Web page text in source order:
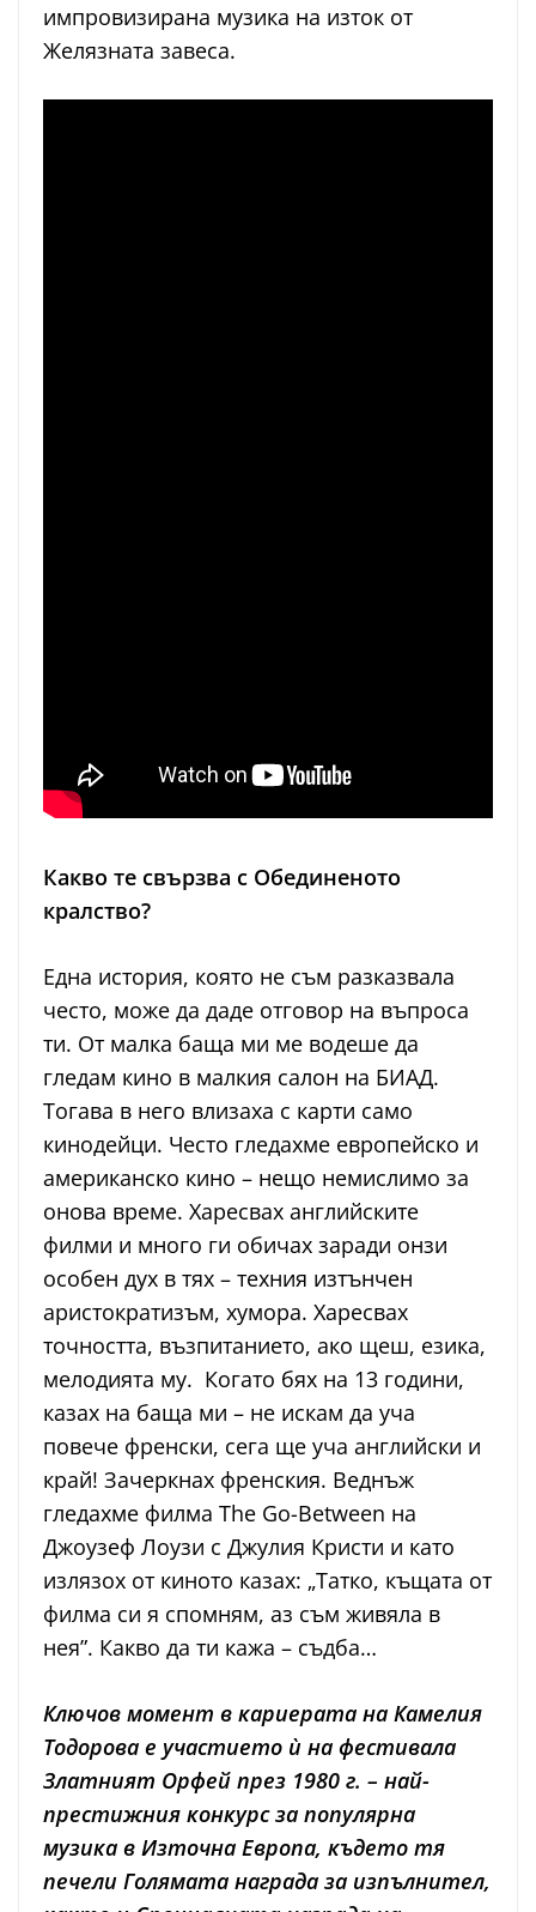
импровизирана музика на изток от
Желязната завеса.
Какво те свързва с Обединеното
кралство?
Една история, която не съм разказвала
често, може да даде отговор на въпроса
ти. От малка баща ми ме водеше да
гледам кино в малкия салон на БИАД.
Тогава в него влизаха с карти само
кинодейци. Често гледахме европейско и
американско кино – нещо немислимо за
онова време. Харесвах английските
филми и много ги обичах заради онзи
особен дух в тях – техния изтънчен
аристократизъм, хумора. Харесвах
точността, възпитанието, ако щеш, езика,
мелодията му. Когато бях на 13 години,
казах на баща ми – не искам да уча
повече френски, сега ще уча английски и
край! Зачеркнах френския. Веднъж
гледахме филма The Go-Between на
Джоузеф Лоузи с Джулия Кристи и като
излязох от киното казах: „Татко, къщата от
филма си я спомням, аз съм живяла в
нея”. Какво да ти кажа – съдба…
Ключов момент в кариерата на Камелия
Тодорова е участието ѝ на фестивала
Златният Орфей през 1980 г. – най-
престижния конкурс за популярна
музика в Източна Европа, където тя
печели Голямата награда за изпълнител,